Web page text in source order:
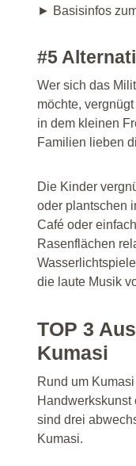
► Basisinfos
#5
Wer sich das
möchte,
in dem kleinen
Familien lieben
Die Kinder
oder plantschen
Café oder
Rasenflächen
die laute Musik
TOP 3
Kumasi
Rund um
sind drei
Kumasi.